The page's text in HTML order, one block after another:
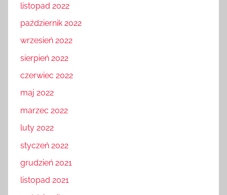
listopad 2022
październik 2022
wrzesień 2022
sierpień 2022
czerwiec 2022
maj 2022
marzec 2022
luty 2022
styczeń 2022
grudzień 2021
listopad 2021